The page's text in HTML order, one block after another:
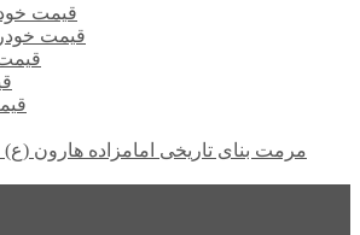
قیمت
قیمت
مرمت بنای تاریخی امامزاده هارون